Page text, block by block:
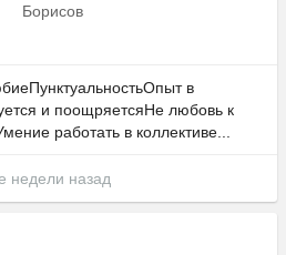
Борисов
в
и поощряетсяНе любовь к
работать в коллективе...
недели назад